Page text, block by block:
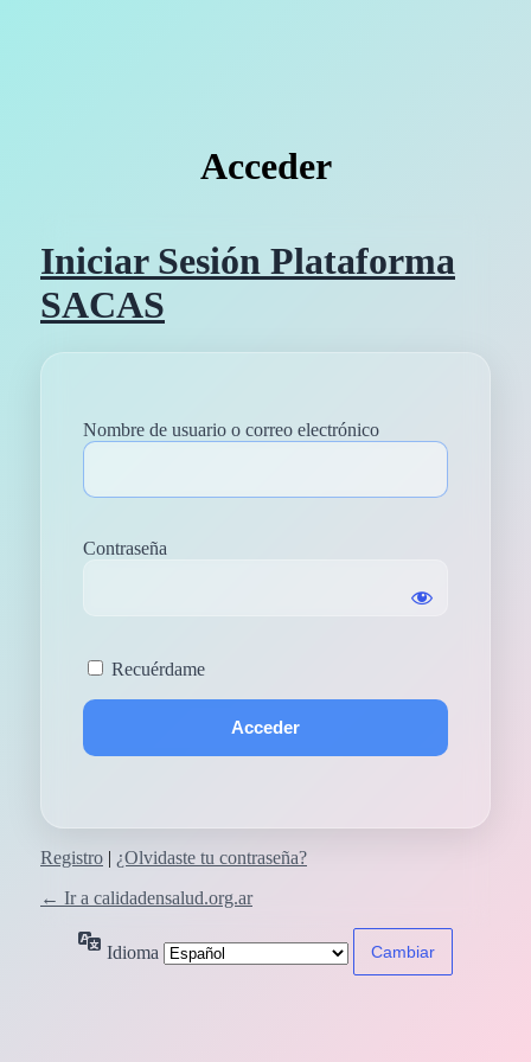
Acceder
Iniciar Sesión Plataforma
SACAS
Nombre de usuario o correo electrónico
Contraseña
Recuérdame
Registro | ¿Olvidaste tu contraseña?
← Ir a calidadensalud.org.ar
Idioma